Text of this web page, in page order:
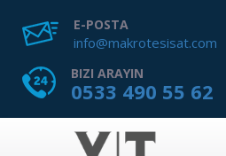
E-POSTA
info@makrotesisat.com
BIZI ARAYIN
0533 490 55 62